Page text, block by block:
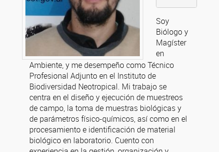
Soy
Biólogo y
Magíster
en
Ambiente, y me desempeño como Técnico
Profesional Adjunto en el Instituto de
Biodiversidad Neotropical. Mi trabajo se
centra en el diseño y ejecución de muestreos
de campo, la toma de muestras biológicas y
de parámetros físico-químicos, así como en el
procesamiento e identificación de material
biológico en laboratorio. Cuento con